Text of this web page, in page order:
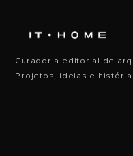
Curadoria editorial de
Projetos, ideias e